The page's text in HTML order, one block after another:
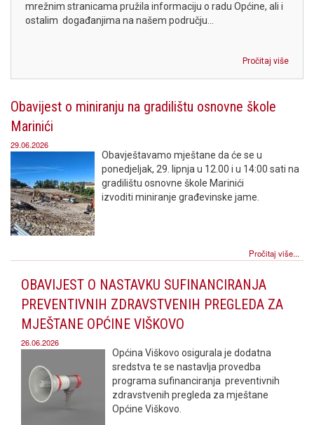
mrežnim stranicama pružila informaciju o radu Općine, ali i
ostalim događanjima na našem području...
Pročitaj više
Obavijest o miniranju na gradilištu osnovne škole
Marinići
29.06.2026
Obavještavamo mještane da će se u
ponedjeljak, 29. lipnja u 12.00 i u 14:00 sati na
gradilištu osnovne škole Marinići
izvoditi miniranje građevinske jame.
Pročitaj više...
OBAVIJEST O NASTAVKU SUFINANCIRANJA
PREVENTIVNIH ZDRAVSTVENIH PREGLEDA ZA
MJEŠTANE OPĆINE VIŠKOVO
26.06.2026
Općina Viškovo osigurala je dodatna
sredstva te se nastavlja provedba
programa sufinanciranja preventivnih
zdravstvenih pregleda za mještane
Općine Viškovo.